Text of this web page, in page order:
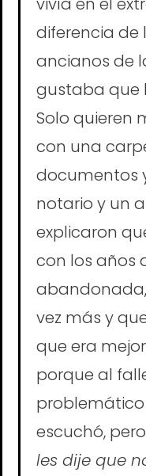
diferencia de
ancianos de
gustaba que
Solo quieren
con una
documentos
notario y un
explicaron
con los años
vez más y
que era
porque al
problemático
escuchó,
les dije que